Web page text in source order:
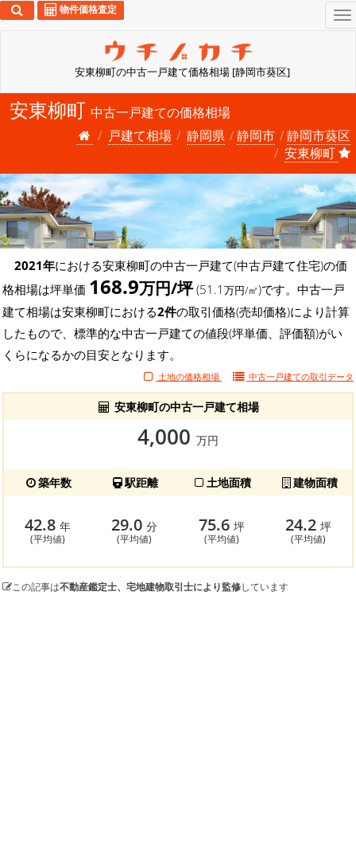
安東柳町の中古一戸建て価格相場 [静岡市葵区]
物件価格査定
安東柳町 中古一戸建ての価格相場
戸建て相場
静岡県 静岡市
静岡市葵区
安東柳町
2021年における安東柳町の中古一戸建て(中古戸建て住宅)の価
格相場は坪単価 168.9万円/坪(51.1 万円/㎡)です。中古一戸
建て相場は安東柳町における2件の取引価格(売却価格)により計算
したもので、標準的な中古一戸建ての値段(坪単価、評価額)がい
くらになるかの目安となります。
土地の価格相場 中古一戸建ての取引データ
安東柳町の中古一戸建て相場
4,000 万円
築年数 駅距離 土地面積 建物面積
42.8 年
(平均値)
29.0分
(平均値)
75.6 坪
(平均値)
24.2坪
(平均値)
この記事は不動産鑑定士、宅地建物取引士により監修しています